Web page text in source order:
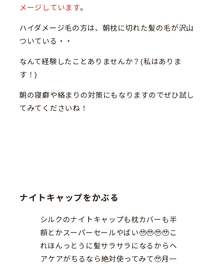
メージしています。
ハイダメージ毛の方は、朝枕に切れた髪の毛が沢山
ついている・・
なんて経験したことありませんか？(私はありま
す！)
朝の寝癖や絡まりの対策にもなりますのでぜひ試し
てみてくださいね！
ナイトキャップをかぶる
シルクのナイトキャップも枕カバーも半
額とかスーパーセールやばい🥹🥹🥹🥹こ
れほんっとうに髪サラサラになるからヘ
アケアがちるなら絶対使ってみて🥹月一